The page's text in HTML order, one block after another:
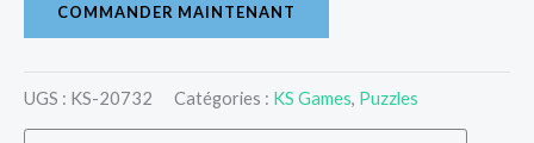
COMMANDER MAINTENANT
UGS : KS-20732 Catégories : KS Games, Puzzles